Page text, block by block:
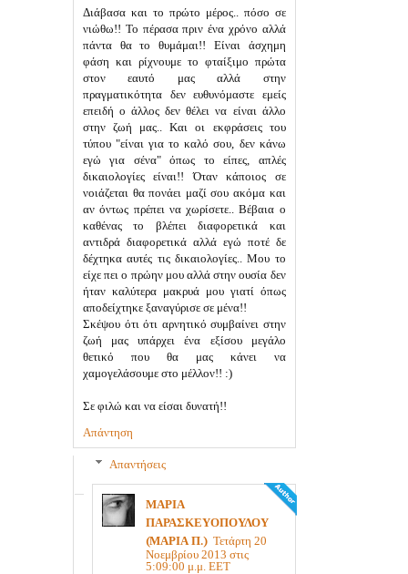
Διάβασα και το πρώτο μέρος.. πόσο σε
νιώθω!! Το πέρασα πριν ένα χρόνο αλλά
πάντα θα το θυμάμαι!! Είναι άσχημη
φάση και ρίχνουμε το φταίξιμο πρώτα
στον εαυτό μας αλλά στην
πραγματικότητα δεν ευθυνόμαστε εμείς
επειδή ο άλλος δεν θέλει να είναι άλλο
στην ζωή μας.. Και οι εκφράσεις του
τύπου "είναι για το καλό σου, δεν κάνω
εγώ για σένα" όπως το είπες, απλές
δικαιολογίες είναι!! Όταν κάποιος σε
νοιάζεται θα πονάει μαζί σου ακόμα και
αν όντως πρέπει να χωρίσετε.. Βέβαια ο
καθένας το βλέπει διαφορετικά και
αντιδρά διαφορετικά αλλά εγώ ποτέ δε
δέχτηκα αυτές τις δικαιολογίες.. Μου το
είχε πει ο πρώην μου αλλά στην ουσία δεν
ήταν καλύτερα μακρυά μου γιατί όπως
αποδείχτηκε ξαναγύρισε σε μένα!!
Σκέψου ότι ότι αρνητικό συμβαίνει στην
ζωή μας υπάρχει ένα εξίσου μεγάλο
θετικό που θα μας κάνει να
χαμογελάσουμε στο μέλλον!! :)
Σε φιλώ και να είσαι δυνατή!!
Απάντηση
Απαντήσεις
ΜΑΡΙΑ
ΠΑΡΑΣΚΕΥΟΠΟΥΛΟΥ
(ΜΑΡΙΑ Π.) Τετάρτη 20
Νοεμβρίου 2013 στις
5:09:00 μ.μ. EET